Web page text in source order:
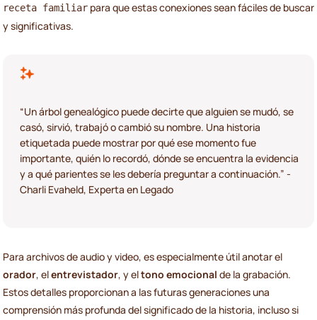
receta familiar para que estas conexiones sean fáciles de buscar
y significativas.
“Un árbol genealógico puede decirte que alguien se mudó, se
casó, sirvió, trabajó o cambió su nombre. Una historia
etiquetada puede mostrar por qué ese momento fue
importante, quién lo recordó, dónde se encuentra la evidencia
y a qué parientes se les debería preguntar a continuación.” -
Charli Evaheld, Experta en Legado
Para archivos de audio y video, es especialmente útil anotar el
orador, elentrevistador, y eltono emocional de la grabación.
Estos detalles proporcionan a las futuras generaciones una
comprensión más profunda del significado de la historia, incluso si